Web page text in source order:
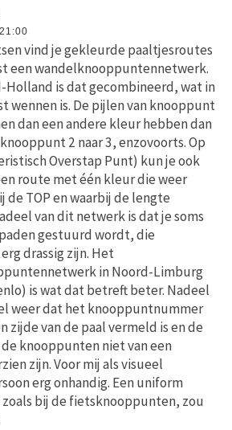
21:00
vind je gekleurde paaltjesroutes
een wandelknooppuntennetwerk.
Holland is dat gecombineerd, wat in
wennen is. De pijlen van knooppunt
dan een andere kleur hebben dan
2 naar 3, enzovoorts. Op
Overstap Punt) kun je ook
route met één kleur die weer
TOP en waarbij de lengte
van dit netwerk is dat je soms
gestuurd wordt, die
drassig zijn. Het
in Noord-Limburg
is wat dat betreft beter. Nadeel
weer dat het knooppuntnummer
zijde van de paal vermeld is en de
knooppunten niet van een
zijn. Voor mij als visueel
erg onhandig. Een uniform
bij de fietsknooppunten, zou